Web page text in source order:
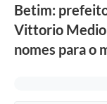
Betim:
Vittorio
nomes para o